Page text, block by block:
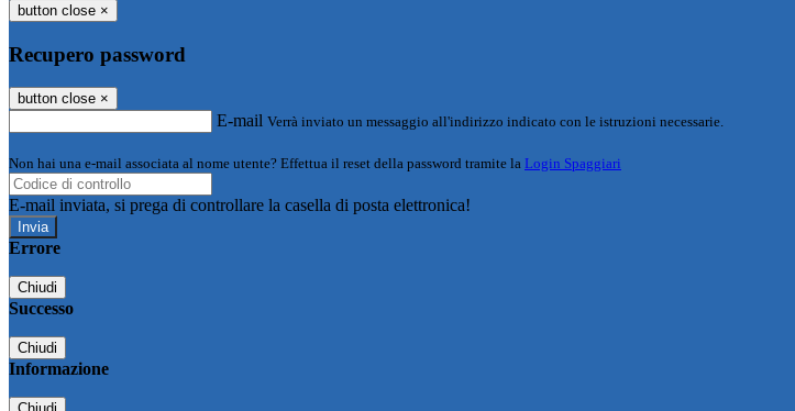
button close ×
Recupero password
button close ×
E-mail Verrà inviato un messaggio all'indirizzo indicato con le istruzioni necessarie.
Non hai una e-mail associata al nome utente? Effettua il reset della password tramite la Login Spaggiari
E-mail inviata, si prega di controllare la casella di posta elettronica!
Errore
Chiudi
Successo
Chiudi
Informazione